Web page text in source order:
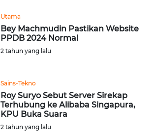
Utama
Bey Machmudin Pastikan Website
PPDB 2024 Normal
2 tahun yang lalu
Sains-Tekno
Roy Suryo Sebut Server Sirekap
Terhubung ke Alibaba Singapura,
KPU Buka Suara
2 tahun yang lalu